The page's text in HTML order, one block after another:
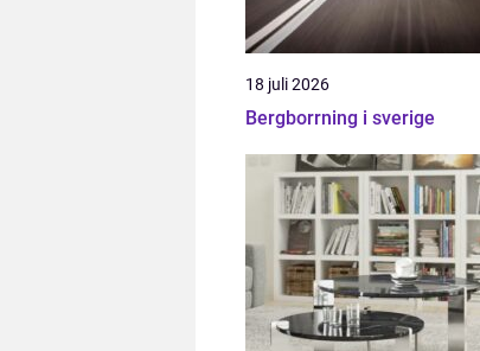
18 juli 2026
Bergborrning i sverige